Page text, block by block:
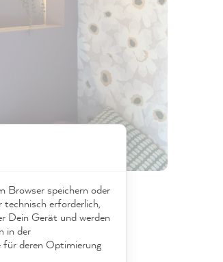
Browser speichern oder
erforderlich,
Dein Gerät und werden
in der
für deren Optimierung